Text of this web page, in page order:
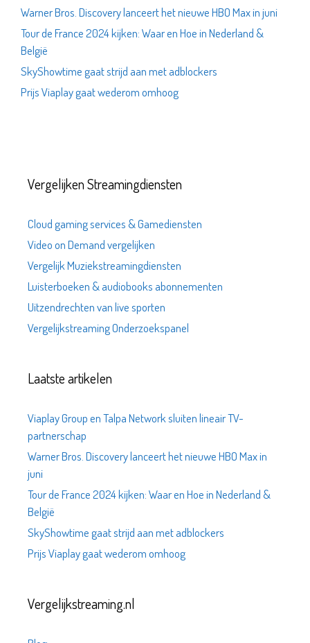
Warner Bros. Discovery lanceert het nieuwe HBO Max in juni
Tour de France 2024 kijken: Waar en Hoe in Nederland &
België
SkyShowtime gaat strijd aan met adblockers
Prijs Viaplay gaat wederom omhoog
Vergelijken Streamingdiensten
Cloud gaming services & Gamediensten
Video on Demand vergelijken
Vergelijk Muziekstreamingdiensten
Luisterboeken & audiobooks abonnementen
Uitzendrechten van live sporten
Vergelijkstreaming Onderzoekspanel
Laatste artikelen
Viaplay Group en Talpa Network sluiten lineair TV-
partnerschap
Warner Bros. Discovery lanceert het nieuwe HBO Max in
juni
Tour de France 2024 kijken: Waar en Hoe in Nederland &
België
SkyShowtime gaat strijd aan met adblockers
Prijs Viaplay gaat wederom omhoog
Vergelijkstreaming.nl